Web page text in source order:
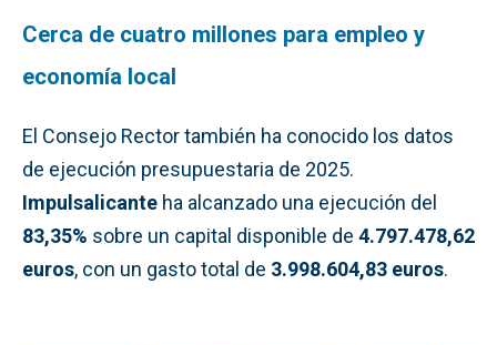
Cerca de cuatro millones para empleo y
economía local
El Consejo Rector también ha conocido los datos
de ejecución presupuestaria de 2025.
Impulsalicante ha alcanzado una ejecución del
83,35% sobre un capital disponible de 4.797.478,62
euros, con un gasto total de 3.998.604,83 euros.